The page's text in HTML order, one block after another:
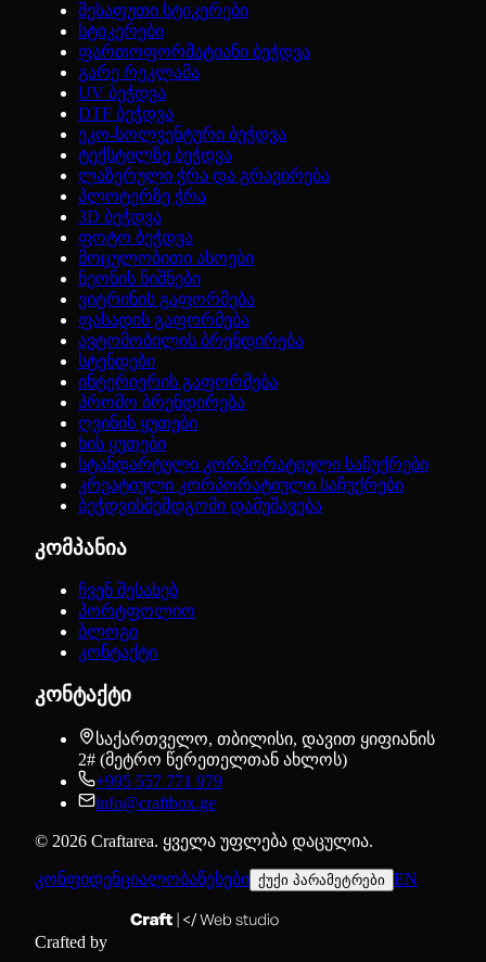
შესაფუთი სტიკერები
სტიკერები
ფართოფორმატიანი ბეჭდვა
გარე რეკლამა
UV ბეჭდვა
DTF ბეჭდვა
ეკო-სოლვენტური ბეჭდვა
ტექსტილზე ბეჭდვა
ლაზერული ჭრა და გრავირება
პლოტერზე ჭრა
3D ბეჭდვა
ფოტო ბეჭდვა
მოცულობითი ასოები
ნეონის ნიშნები
ვიტრინის გაფორმება
ფასადის გაფორმება
ავტომობილის ბრენდირება
სტენდები
ინტერიერის გაფორმება
პრომო ბრენდირება
ღვინის ყუთები
ხის ყუთები
სტანდარტული კორპორატიული საჩუქრები
კრეატიული კორპორატიული საჩუქრები
ბეჭდვისშემდგომი დამუშავება
კომპანია
ჩვენ შესახებ
პორტფოლიო
ბლოგი
კონტაქტი
კონტაქტი
საქართველო, თბილისი, დავით ყიფიანის
2# (მეტრო წერეთელთან ახლოს)
+995 557 771 979
info@craftbox.ge
© 2026 Craftarea. ყველა უფლება დაცულია.
კონფიდენციალობაწესები ქუქი პარამეტრები EN
Crafted by